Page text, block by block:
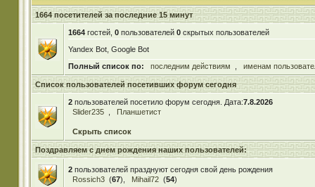
1664 посетителей за последние 15 минут
1664гостей, 0пользователей 0скрытых пользователей
Yandex Bot, Google Bot
Полный список по:
последним действиям именам
Список пользователей посетивших форум сегодня
2пользователей посетило форум сегодня. Дата:7.8.2026
Slider235
Планшетист
Скрыть список
Поздравляем с днем рождения наших пользователей:
2пользователей празднуют сегодня свой день рождения
Rossich3 (67), Mihail72 (54)